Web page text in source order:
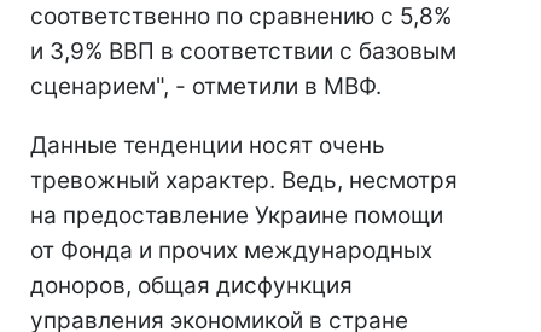
соответственно по сравнению с 5,8%
и 3,9% ВВП в соответствии с базовым
сценарием", - отметили в МВФ.
Данные тенденции носят очень
тревожный характер. Ведь, несмотря
на предоставление Украине помощи
от Фонда и прочих международных
доноров, общая дисфункция
управления экономикой в стране